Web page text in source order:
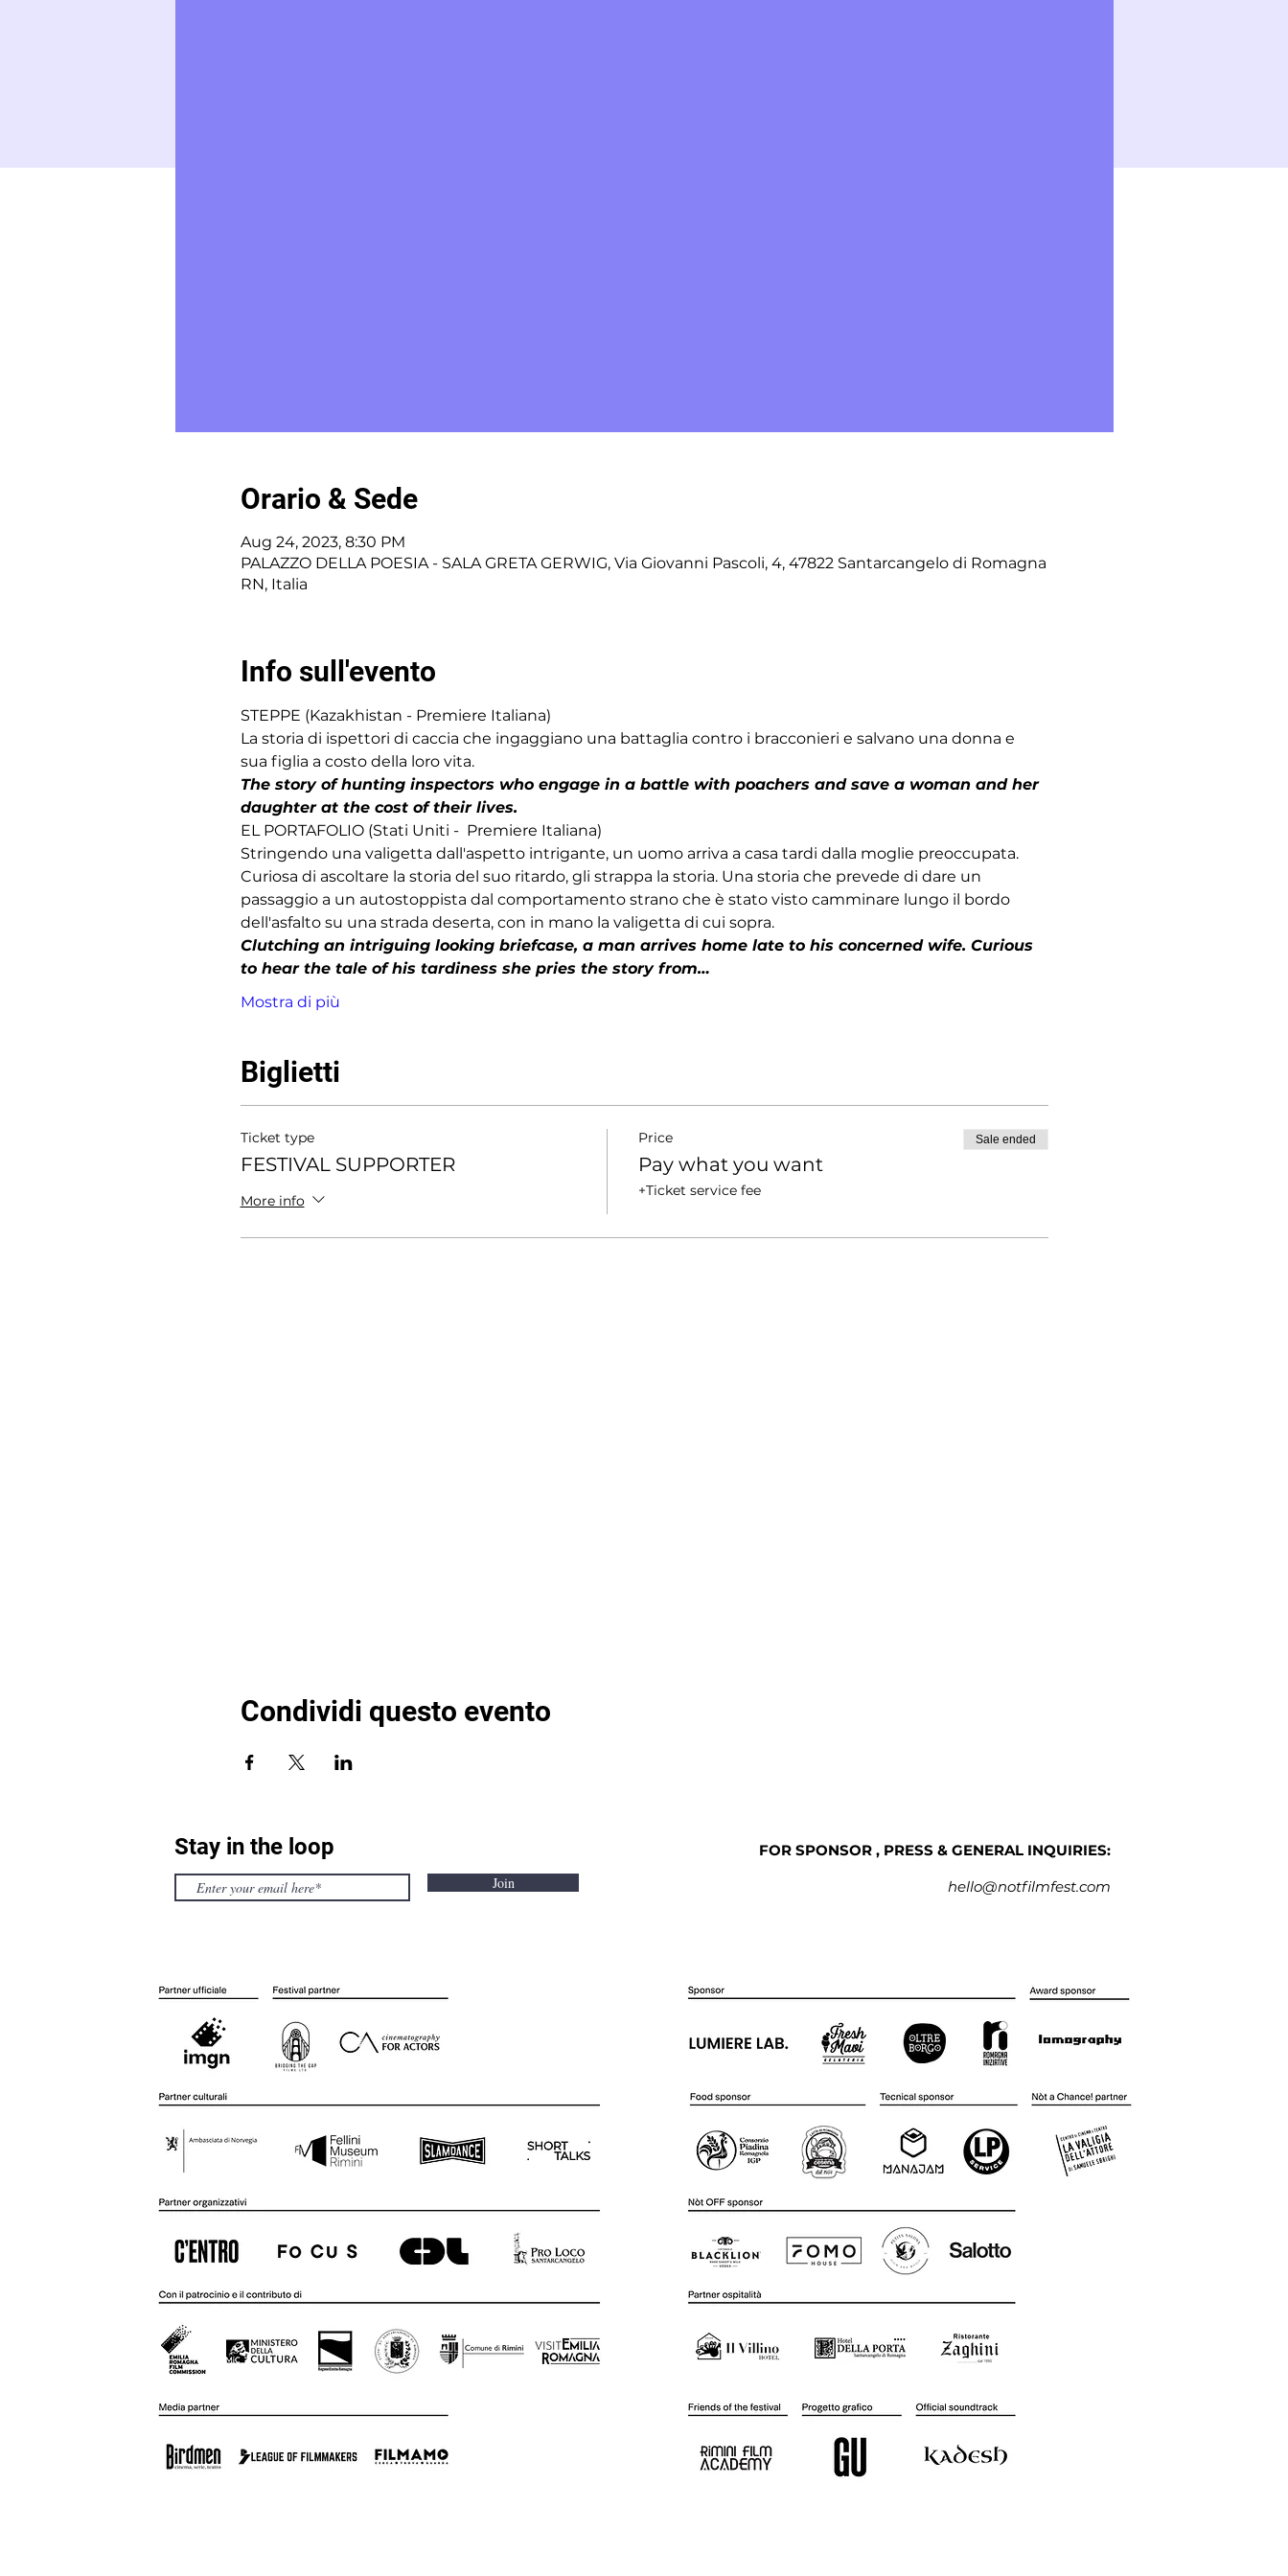
Orario & Sede
Aug 24, 2023, 8:30 PM
PALAZZO DELLA POESIA - SALA GRETA GERWIG, Via Giovanni Pascoli, 4, 47822 Santarcangelo di Romagna
RN, Italia
Info sull'evento
STEPPE (Kazakhistan - Premiere Italiana)
La storia di ispettori di caccia che ingaggiano una battaglia contro i bracconieri e salvano una donna e
sua figlia a costo della loro vita.
The story of hunting inspectors who engage in a battle with poachers and save a woman and her
daughter at the cost of their lives.
EL PORTAFOLIO (Stati Uniti -  Premiere Italiana)
Stringendo una valigetta dall'aspetto intrigante, un uomo arriva a casa tardi dalla moglie preoccupata.
Curiosa di ascoltare la storia del suo ritardo, gli strappa la storia. Una storia che prevede di dare un
passaggio a un autostoppista dal comportamento strano che è stato visto camminare lungo il bordo
dell'asfalto su una strada deserta, con in mano la valigetta di cui sopra.
Clutching an intriguing looking briefcase, a man arrives home late to his concerned wife. Curious
to hear the tale of his tardiness she pries the story from…
Mostra di più
Biglietti
Ticket type
FESTIVAL SUPPORTER
More info
Price
Pay what you want
+Ticket service fee
Sale ended
Condividi questo evento
Stay in the loop
Join
FOR SPONSOR , PRESS & GENERAL INQUIRIES:
hello@notfilmfest.com